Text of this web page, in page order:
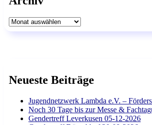
Archiv
Neueste Beiträge
Jugendnetzwerk Lambda e.V. –
Noch 30 Tage bis zur Messe &
Gendertreff Leverkusen 05-12-2026